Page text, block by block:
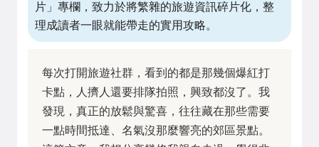
片」專欄，致力於將繁雜的旅遊資訊碎片化，整
理成讀者一眼就能帶走的實用攻略。
每次打開旅遊社群，看到的都是那幾個爆紅打
卡點，人擠人還要排隊拍照，興致都沒了。我
發現，真正的放鬆與驚喜，往往藏在那些需要
一點時間抵達、名氣沒那麼響亮的郊區景點。